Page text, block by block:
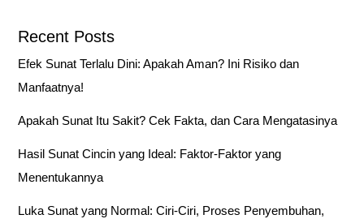
c
h
f
r
:
Recent Posts
Efek Sunat Terlalu Dini: Apakah Aman? Ini Risiko dan
Manfaatnya!
Apakah Sunat Itu Sakit? Cek Fakta, dan Cara Mengatasinya
Hasil Sunat Cincin yang Ideal: Faktor-Faktor yang
Menentukannya
Luka Sunat yang Normal: Ciri-Ciri, Proses Penyembuhan,